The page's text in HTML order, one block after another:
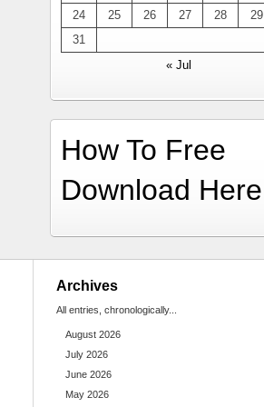
24
25 26 27 28 29
31
« Jul
How To Free
Download Here
Archives
All entries, chronologically...
August 2026
July 2026
June 2026
May 2026